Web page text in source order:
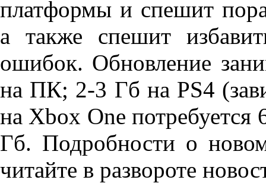
платформы и спешит
а также спешит
ошибок. Обновление
на ПК; 2-3 Гб на PS4
на Xbox One
Гб. Подробности о
читайте в развороте